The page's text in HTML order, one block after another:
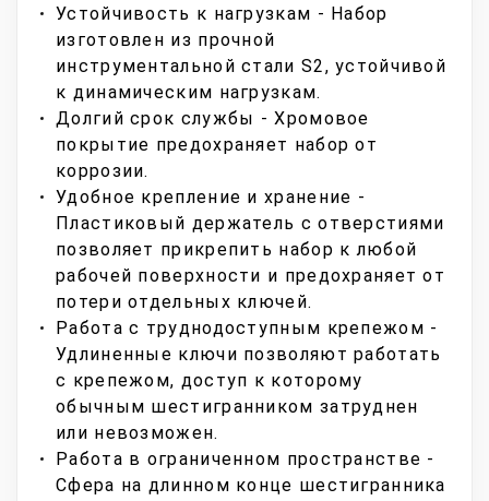
Устойчивость к нагрузкам - Набор
изготовлен из прочной
инструментальной стали S2, устойчивой
к динамическим нагрузкам.
Долгий срок службы - Хромовое
покрытие предохраняет набор от
коррозии.
Удобное крепление и хранение -
Пластиковый держатель с отверстиями
позволяет прикрепить набор к любой
рабочей поверхности и предохраняет от
потери отдельных ключей.
Работа с труднодоступным крепежом -
Удлиненные ключи позволяют работать
с крепежом, доступ к которому
обычным шестигранником затруднен
или невозможен.
Работа в ограниченном пространстве -
Сфера на длинном конце шестигранника